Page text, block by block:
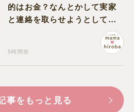
的はお金？なんとかして実家
と連絡を取らせようとしてく
5時間前
事をもっと見る